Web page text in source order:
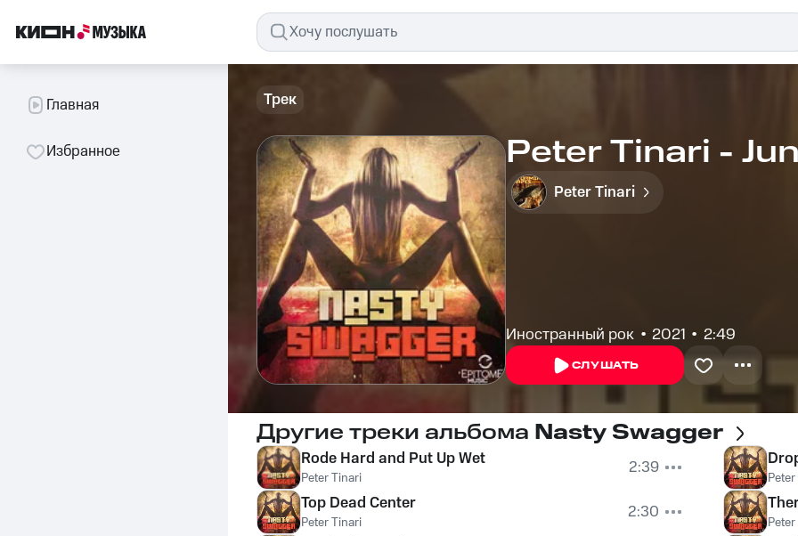
Главная
Избранное
Трек
Peter Tinari -
Peter Tinari
Иностранный рок 2021 2:49
СЛУШАТЬ
Другие треки альбома Nasty Swagger
Rode Hard and Put Up Wet
Peter Tinari
2:39
Top Dead Center
Peter Tinari
2:30